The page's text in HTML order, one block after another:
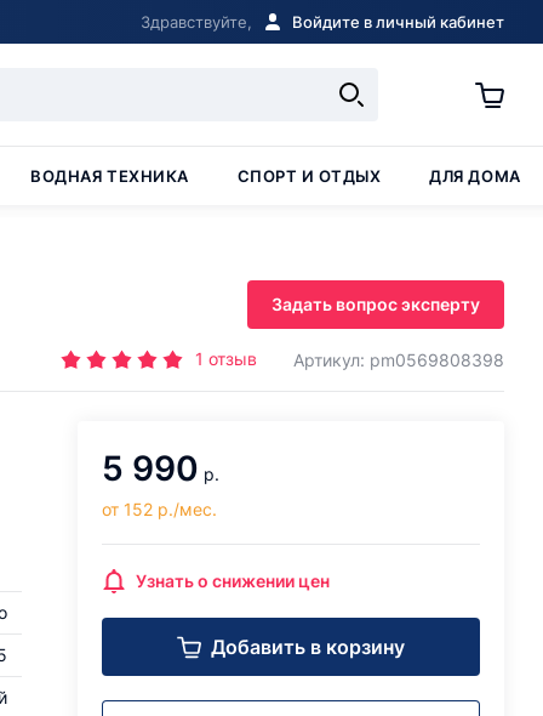
Здравствуйте, Войдите в личный кабинет
ВОДНАЯ ТЕХНИКА СПОРТ И ОТДЫХ ДЛЯ ДОМА
Задать вопрос эксперту
1 отзыв Артикул: pm0569808398
5 990 р.
от 152 р./мес.
Узнать о снижении цен
Добавить в корзину